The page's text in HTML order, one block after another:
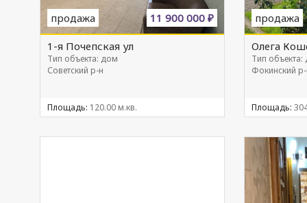
продажа 11 900 000 ₽
1-я Почепская ул
Тип объекта: дом
Советский р-н
Площадь: 120.00 м.кв.
продажа
Олега
Тип
Фокинский
Площадь: